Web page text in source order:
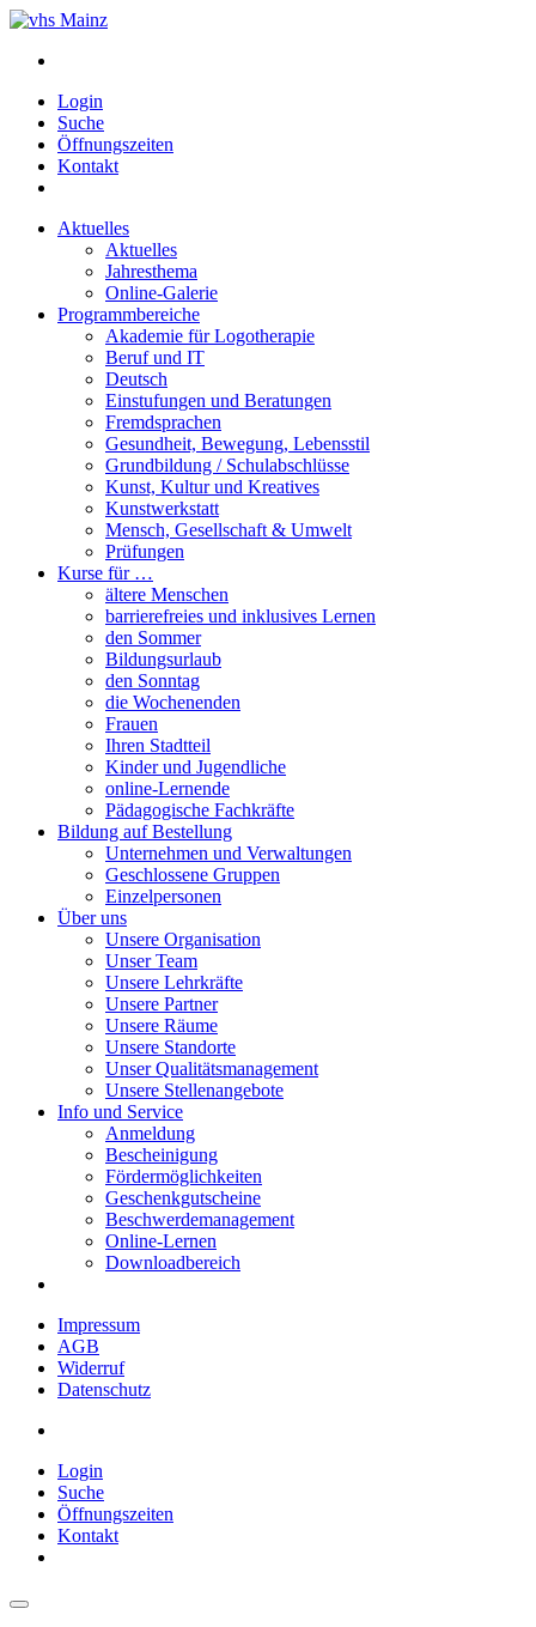
Login
Suche
Öffnungszeiten
Kontakt
Aktuelles
Aktuelles
Jahresthema
Online-Galerie
Programmbereiche
Akademie für Logotherapie
Beruf und IT
Deutsch
Einstufungen und Beratungen
Fremdsprachen
Gesundheit, Bewegung, Lebensstil
Grundbildung / Schulabschlüsse
Kunst, Kultur und Kreatives
Kunstwerkstatt
Mensch, Gesellschaft & Umwelt
Prüfungen
Kurse für …
ältere Menschen
barrierefreies und inklusives Lernen
den Sommer
Bildungsurlaub
den Sonntag
die Wochenenden
Frauen
Ihren Stadtteil
Kinder und Jugendliche
online-Lernende
Pädagogische Fachkräfte
Bildung auf Bestellung
Unternehmen und Verwaltungen
Geschlossene Gruppen
Einzelpersonen
Über uns
Unsere Organisation
Unser Team
Unsere Lehrkräfte
Unsere Partner
Unsere Räume
Unsere Standorte
Unser Qualitätsmanagement
Unsere Stellenangebote
Info und Service
Anmeldung
Bescheinigung
Fördermöglichkeiten
Geschenkgutscheine
Beschwerdemanagement
Online-Lernen
Downloadbereich
Impressum
AGB
Widerruf
Datenschutz
Login
Suche
Öffnungszeiten
Kontakt